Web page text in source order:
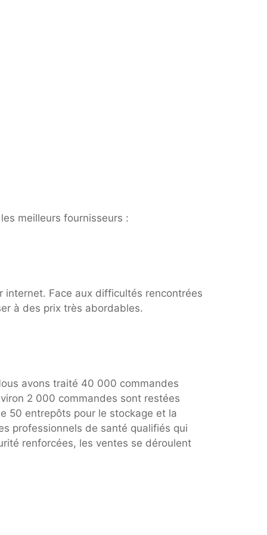
meilleurs fournisseurs :
Face aux difficultés rencontrées
à des prix très abordables.
avons traité 40 000 commandes
2 000 commandes sont restées
50 entrepôts pour le stockage et la
professionnels de santé qualifiés qui
renforcées, les ventes se déroulent